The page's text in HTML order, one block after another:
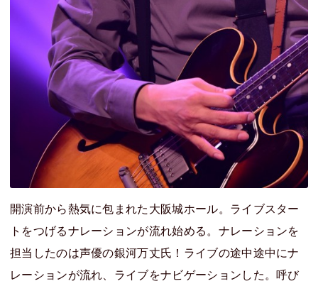
開演前から熱気に包まれた大阪城ホール。ライブスター
トをつげるナレーションが流れ始める。ナレーションを
担当したのは声優の銀河万丈氏！ライブの途中途中にナ
レーションが流れ、ライブをナビゲーションした。呼び